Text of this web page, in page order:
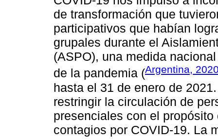
de transformación que
participativos que habían
grupales durante el
(ASPO), una medida
de la pandemia (Argentina,
hasta el 31 de enero de
restringir la circulación de
presenciales con el
contagios por COVID-19. La